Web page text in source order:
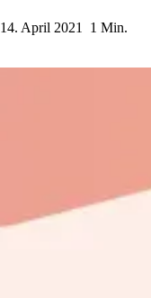
14. April 2021 1 Min.